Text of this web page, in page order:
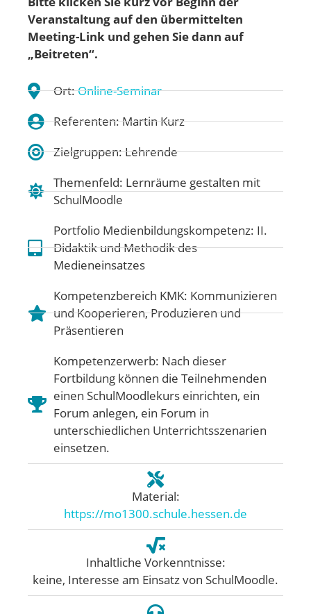
Veranstaltung auf den übermittelten
Meeting-Link und gehen Sie dann auf
„Beitreten“.
Ort:Online-Seminar
Referenten: Martin Kurz
Zielgruppen: Lehrende
Themenfeld: Lernräume gestalten mit
SchulMoodle
Portfolio Medienbildungskompetenz: II.
Didaktik und Methodik des
Medieneinsatzes
Kompetenzbereich KMK: Kommunizieren
und Kooperieren,Produzieren und
Präsentieren
Kompetenzerwerb: Nach dieser
Fortbildung können die Teilnehmenden
einen SchulMoodlekurs einrichten, ein
Forum anlegen, ein Forum in
unterschiedlichen Unterrichtsszenarien
einsetzen.
Material:
https://mo1300.schule.hessen.de
Inhaltliche Vorkenntnisse:
keine, Interesse am Einsatz von SchulMoodle.